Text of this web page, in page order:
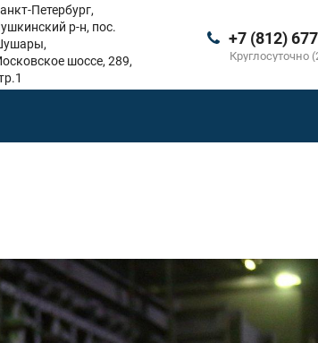
+7 (812)
Круглосуточно
Петербург,
р-н, пос.
шоссе, 289,